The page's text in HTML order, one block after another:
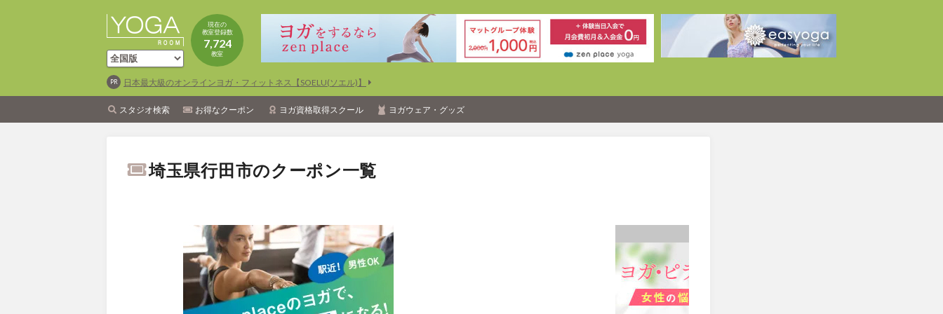
現在の
教室登録数
7,724
教室
日本最大級のオンラインヨガ・フィットネス【SOELU(ソエル)】
スタジオ検索 お得なクーポン ヨガ資格取得スクール ヨガウェア・グッズ
埼玉県行田市のクーポン一覧